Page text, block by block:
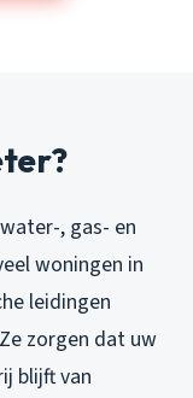
, gas- en
woningen in
leidingen
zorgen dat uw
blijft van